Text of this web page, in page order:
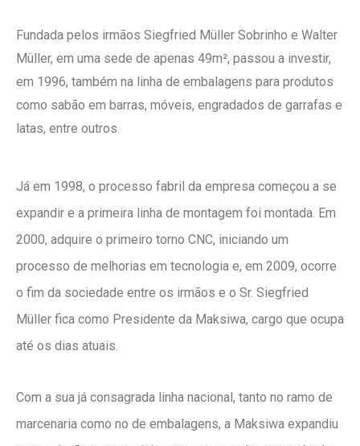
Fundada pelos irmãos Siegfried Müller Sobrinho e Walter
Müller, em uma sede de apenas 49m², passou a investir,
em 1996, também na linha de embalagens para produtos
como sabão em barras, móveis, engradados de garrafas e
latas, entre outros.
Já em 1998, o processo fabril da empresa começou a se
expandir e a primeira linha de montagem foi montada. Em
2000, adquire o primeiro torno CNC, iniciando um
processo de melhorias em tecnologia e, em 2009, ocorre
o fim da sociedade entre os irmãos e o Sr. Siegfried
Müller fica como Presidente da Maksiwa, cargo que ocupa
até os dias atuais.
Com a sua já consagrada linha nacional, tanto no ramo de
marcenaria como no de embalagens, a Maksiwa expandiu